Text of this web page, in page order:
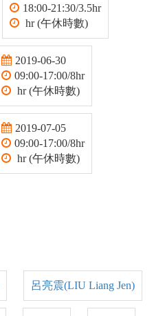
18:00-21:30/3.5hr
hr (午休時數)
2019-06-30
09:00-17:00/8hr
hr (午休時數)
2019-07-05
09:00-17:00/8hr
hr (午休時數)
呂亮震(LIU Liang Jen)